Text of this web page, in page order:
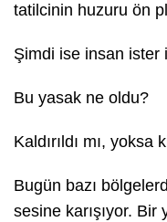
tatilcinin huzuru ön
Şimdi ise insan ister
Bu yasak ne oldu?
Kaldırıldı mı,
Bugün bazı
sesine karışıyor.